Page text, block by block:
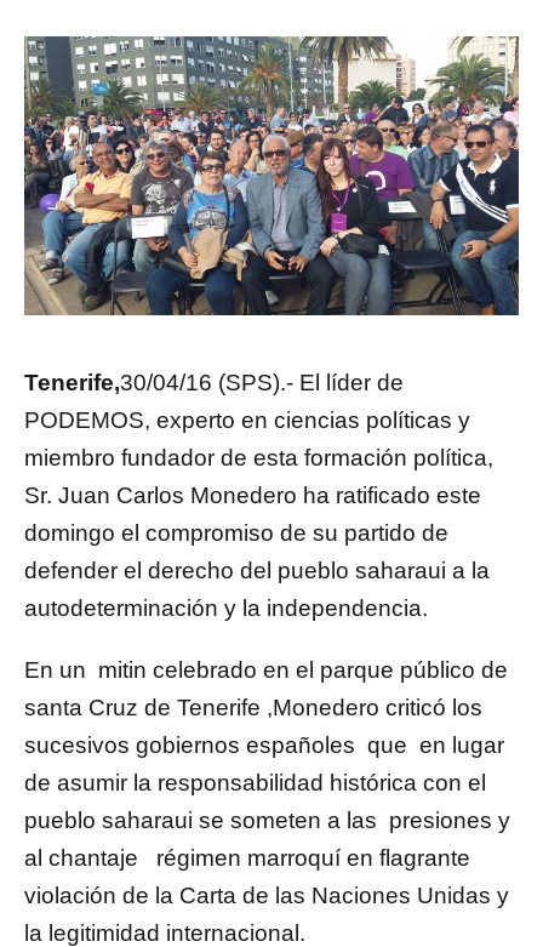
Tenerife,30/04/16 (SPS).- El líder de
PODEMOS, experto en ciencias políticas y
miembro fundador de esta formación política,
Sr. Juan Carlos Monedero ha ratificado este
domingo el compromiso de su partido de
defender el derecho del pueblo saharaui a la
autodeterminación y la independencia.
En un mitin celebrado en el parque público de
santa Cruz de Tenerife ,Monedero criticó los
sucesivos gobiernos españoles que en lugar
de asumir la responsabilidad histórica con el
pueblo saharaui se someten a las presiones y
al chantaje régimen marroquí en flagrante
violación de la Carta de las Naciones Unidas y
la legitimidad internacional.